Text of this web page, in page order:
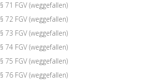
§ 71 FGV (weggefallen)
§ 72 FGV (weggefallen)
§ 73 FGV (weggefallen)
§ 74 FGV (weggefallen)
§ 75 FGV (weggefallen)
§ 76 FGV (weggefallen)